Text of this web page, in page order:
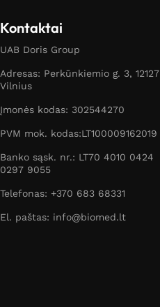
Kontaktai
UAB Doris Group
Adresas: Perkūnkiemio g. 3, 12127
Vilnius
Įmonės kodas: 302544270
PVM mok. kodas:LT100009162019
Banko sąsk. nr.: LT70 4010 0424
0297 9055
Telefonas: +370 683 68331
El. paštas: info@biomed.lt